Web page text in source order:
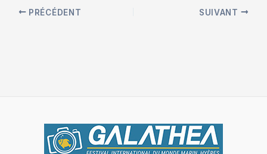
PRÉCÉDENT SUIVANT